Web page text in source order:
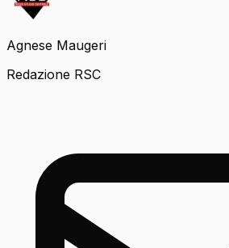
Agnese Maugeri
Redazione RSC